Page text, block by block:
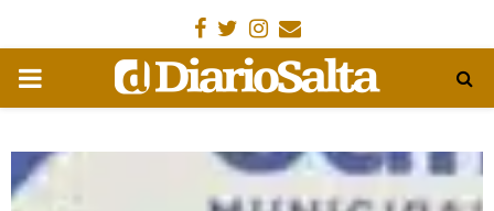
Facebook
Gorjeo
Instagram
Email
MENÚ